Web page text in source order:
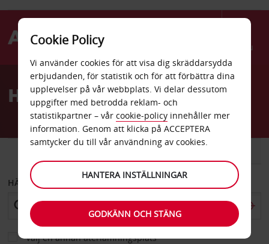
Menu
AvisHyrbil Culver City
BIL
HÄMTA FRÅN
Välj en annan återlämningsplats
Cookie Policy
Vi använder cookies för att visa dig skräddarsydda
erbjudanden, för statistik och för att förbättra dina
upplevelser på vår webbplats. Vi delar dessutom
uppgifter med betrodda reklam- och
statistikpartner – vår cookie-policy innehåller mer
information. Genom att klicka på ACCEPTERA
samtycker du till vår användning av cookies.
HANTERA INSTÄLLNINGAR
GODKÄNN OCH STÄNG